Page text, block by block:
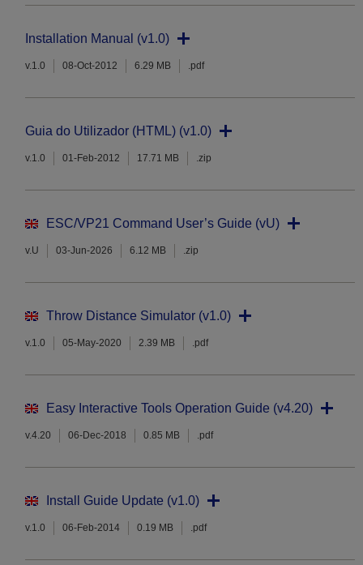
Installation Manual (v1.0)
v.1.0 08-Oct-2012 6.29 MB .pdf
Guia do Utilizador (HTML) (v1.0)
v.1.0 01-Feb-2012 17.71 MB .zip
ESC/VP21 Command User’s Guide (vU)
v.U 03-Jun-2026 6.12 MB .zip
Throw Distance Simulator (v1.0)
v.1.0 05-May-2020 2.39 MB .pdf
Easy Interactive Tools Operation Guide (v4.20)
v.4.20 06-Dec-2018 0.85 MB .pdf
Install Guide Update (v1.0)
v.1.0 06-Feb-2014 0.19 MB .pdf